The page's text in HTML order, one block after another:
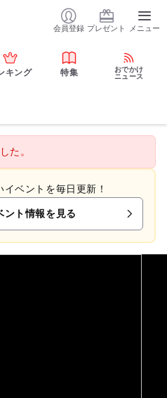
会員登録 プレゼント メニュー
キング 特集
おでかけ
ニュース
た。
ベントを毎日更新！
ント情報を見る